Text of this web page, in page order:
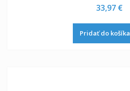
33,97 €
Pridať do košíka